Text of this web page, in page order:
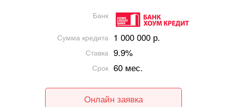
Банк
Сумма кредита 1 000 000 р.
Ставка 9.9%
Срок 60 мес.
Онлайн заявка